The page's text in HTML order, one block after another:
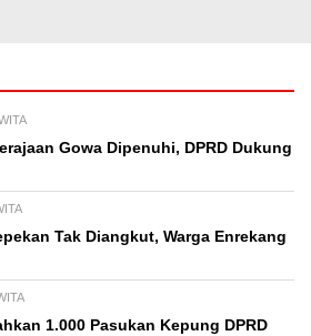
Gowa Dipenuhi, DPRD Dukung
Tak Diangkut, Warga Enrekang
1.000 Pasukan Kepung DPRD